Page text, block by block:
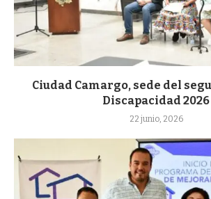
Ciudad Camargo, sede del
Discapacidad 2026
22 junio, 2026